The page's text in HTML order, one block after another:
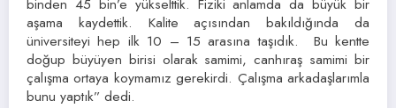
binden 45 bin’e yükselttik. Fiziki anlamda da büyük bir
aşama kaydettik. Kalite açısından bakıldığında da
üniversiteyi hep ilk 10 – 15 arasına taşıdık. Bu kentte
doğup büyüyen birisi olarak samimi, canhıraş samimi bir
çalışma ortaya koymamız gerekirdi. Çalışma arkadaşlarımla
bunu yaptık” dedi.